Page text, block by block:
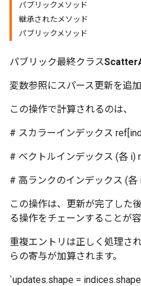
パブリックメソッド
継承されたメソッド
パブリックメソッド
パブリック最終クラス
変数参照にスパース更新を追加
この操作で計算されるのは、
# スカラーインデックス
# ベクトルインデックス (各 i)
# 高ランクのインデックス (各 i,
この操作は、更新が完了した
る操作をチェーンすることが容
重複エントリは正しく処理さ
らの寄与が加算されます。
`updates.shape =